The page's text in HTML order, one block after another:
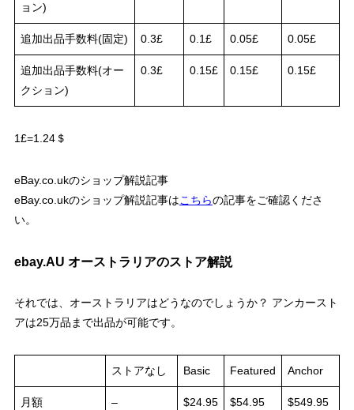
ョン)
追加出品手数料(固定) 0.3£ 0.1£ 0.05£ 0.05£
追加出品手数料(オー
クション)
0.3£ 0.15£ 0.15£ 0.15£
1£=1.24＄
eBay.co.ukのショップ解説記事
eBay.co.ukのショップ解説記事はこちらの記事をご確認くださ
い。
ebay.AU オーストラリアのストア解説
それでは、オーストラリアはどうなのでしょうか？ アンカースト
アは25万品まで出品が可能です。
ストアなし Basic Featured Anchor
月額 – $24.95 $54.95
$549.95